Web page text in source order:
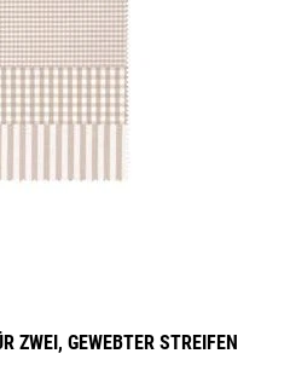
ZWEI, GEWEBTER STREIFEN